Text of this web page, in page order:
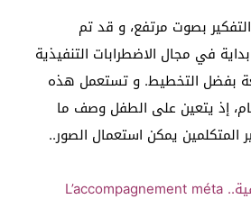
بصوت مرتفع، و قد تم
في مجال الاضطرابات التنفيذية
بفضل التخطيط. و تستعمل هذه
إذ يتعين على الطفل وصف ما
المتكلمين يمكن استعمال الصور..
المرافقة الميطامعرفية.. L’accompagnement méta